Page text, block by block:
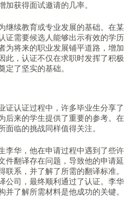
加获得面试邀请的几率。
继续教育或专业发展的基础。在某
证需要候选人能够出示有效的学历
为将来的职业发展铺平道路，增加
此，认证不仅在求职时发挥了积极
定了坚实的基础。
证认证过程中，许多毕业生分享了
后来的学生提供了重要的参考。在
面临的挑战同样值得关注。
李华，他在申请过程中遇到了些许
件翻译存在问题，导致他的申请延
联系，并了解了所需的翻译标准。
公司，最终顺利通过了认证。李华
并了解所需材料是他成功的关键。